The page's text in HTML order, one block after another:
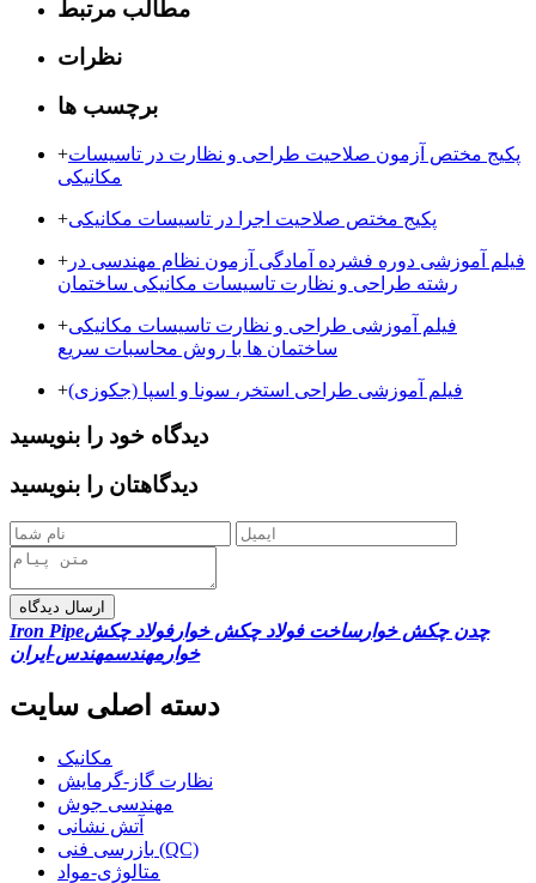
مطالب مرتبط
نظرات
برچسب ها
+پکیج مختص آزمون صلاحیت طراحی و نظارت در تاسیسات
مکانیکی
+پکیج مختص صلاحیت اجرا در تاسیسات مکانیکی
+ فیلم آموزشی دوره فشرده آمادگی آزمون نظام مهندسی در
رشته طراحی و نظارت تاسیسات مکانیکی ساختمان
+فیلم آموزشی طراحی و نظارت تاسیسات مکانیکی
ساختمان ها با روش محاسبات سریع
+فیلم آموزشی طراحی استخر، سونا و اسپا (جکوزی)
دیدگاه خود را بنویسید
دیدگاهتان را بنویسید
ارسال دیدگاه
Iron Pipe چدن چکش خوارساخت فولاد چکش خوارفولاد چکش
خوار مهندسمهندس-ایران
دسته اصلی سایت
مکانیک
نظارت گاز-گرمایش
مهندسی جوش
آتش نشانی
بازرسی فنی (QC)
متالوژی-مواد